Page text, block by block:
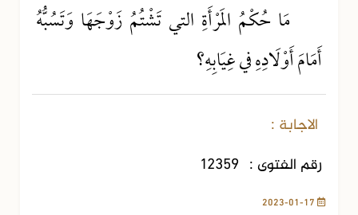
مَا حُكْمُ المَرْأَةِ التي تَشْتُمُ زَوْجَهَا وَتَسُبُّهُ
أَمَامَ أَوْلَادِهِ في غِيَابِهِ؟
الاجابة :
رقم الفتوى : 12359